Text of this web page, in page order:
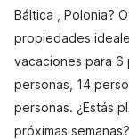
Báltica , Polonia?
propiedades
vacaciones para 6
personas, 14
personas. ¿Estás
próximas